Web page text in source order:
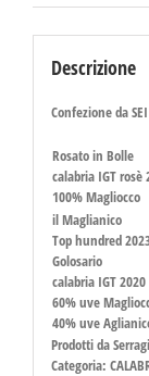
Descrizione
Confezione da
Rosato in Bolle
calabria IGT rosè
100% Magliocco
il Maglianico
Top hundred
Golosario
calabria IGT 2020
60% uve
40% uve
Prodotti da
Categoria: